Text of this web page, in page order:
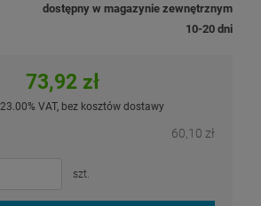
dostępny w magazynie zewnętrznym
10-20 dni
73,92 zł
VAT, bez kosztów dostawy
60,10 zł
szt.